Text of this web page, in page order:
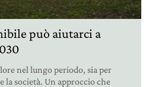
può aiutarci a
nel lungo periodo, sia per
la società. Un approccio che